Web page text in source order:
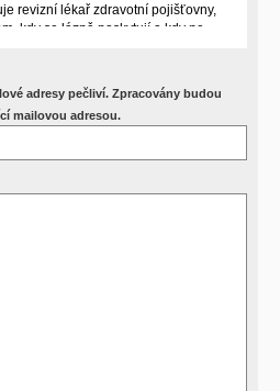
revizní lékař zdravotní pojišťovny,
kdy se lázně poskytují a kdy ne.
okolnostech.
lékaře o návrh, který pak posoudí
spolehlivou odpověď dát
adresy pečliví. Zpracovány budou
mailovou adresou.